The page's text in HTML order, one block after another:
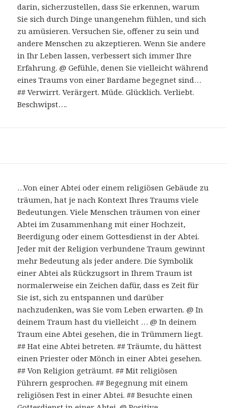
darin, sicherzustellen, dass Sie erkennen, warum
Sie sich durch Dinge unangenehm fühlen, und sich
zu amüsieren. Versuchen Sie, offener zu sein und
andere Menschen zu akzeptieren. Wenn Sie andere
in Ihr Leben lassen, verbessert sich immer Ihre
Erfahrung. @ Gefühle, denen Sie vielleicht während
eines Traums von einer Bardame begegnet sind…
## Verwirrt. Verärgert. Müde. Glücklich. Verliebt.
Beschwipst….
…Von einer Abtei oder einem religiösen Gebäude zu
träumen, hat je nach Kontext Ihres Traums viele
Bedeutungen. Viele Menschen träumen von einer
Abtei im Zusammenhang mit einer Hochzeit,
Beerdigung oder einem Gottesdienst in der Abtei.
Jeder mit der Religion verbundene Traum gewinnt
mehr Bedeutung als jeder andere. Die Symbolik
einer Abtei als Rückzugsort in Ihrem Traum ist
normalerweise ein Zeichen dafür, dass es Zeit für
Sie ist, sich zu entspannen und darüber
nachzudenken, was Sie vom Leben erwarten. @ In
deinem Traum hast du vielleicht … @ In deinem
Traum eine Abtei gesehen, die in Trümmern liegt.
## Hat eine Abtei betreten. ## Träumte, du hättest
einen Priester oder Mönch in einer Abtei gesehen.
## Von Religion geträumt. ## Mit religiösen
Führern gesprochen. ## Begegnung mit einem
religiösen Fest in einer Abtei. ## Besuchte einen